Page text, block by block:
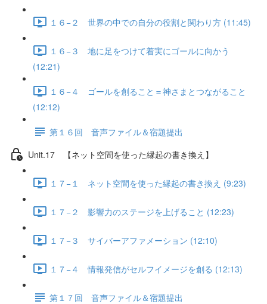
１６−２ 世界の中での自分の役割と関わり方 (11:45)
１６−３ 地に足をつけて着実にゴールに向かう
(12:21)
１６−４ ゴールを創ること＝神さまとつながること
(12:12)
第１６回 音声ファイル＆宿題提出
Unit.17 【ネット空間を使った縁起の書き換え】
１７−１ ネット空間を使った縁起の書き換え (9:23)
１７−２ 影響力のステージを上げること (12:23)
１７−３ サイバーアファメーション (12:10)
１７−４ 情報発信がセルフイメージを創る (12:13)
第１７回 音声ファイル＆宿題提出